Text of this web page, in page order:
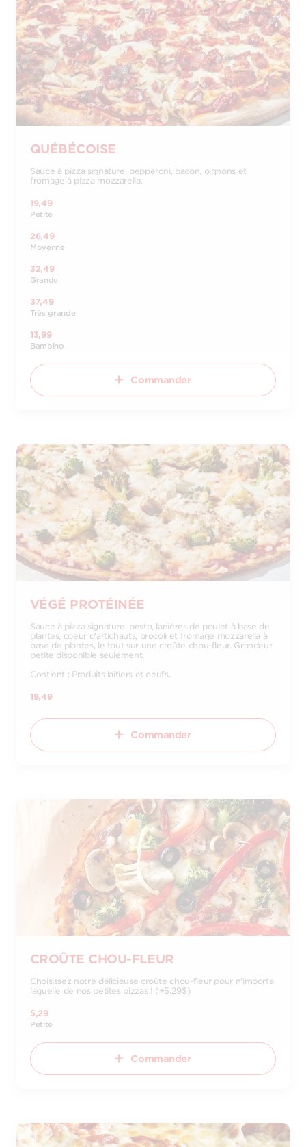
QUÉBÉCOISE
Sauce à pizza signature, pepperoni, bacon, oignons et
fromage à pizza mozzarella.
19,49
Petite
26,49
Moyenne
32,49
Grande
37,49
Très grande
13,99
Bambino
Commander
VÉGÉ PROTÉINÉE
Sauce à pizza signature, pesto, lanières de poulet à base de
plantes, coeur d'artichauts, brocoli et fromage mozzarella à
base de plantes, le tout sur une croûte chou-fleur. Grandeur
petite disponible seulement.
Contient : Produits laitiers et oeufs.
19,49
Commander
CROÛTE CHOU-FLEUR
Choisissez notre délicieuse croûte chou-fleur pour n'importe
laquelle de nos petites pizzas ! (+5.29$)
5,29
Petite
Commander